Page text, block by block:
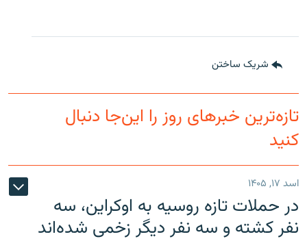
شریک ساختن
تازه‌ترین خبرهای روز را این‌جا دنبال
کنید
اسد ۱۷, ۱۴۰۵
در حملات تازه روسیه به اوکراین، سه
نفر کشته و سه نفر دیگر زخمی شده‌اند